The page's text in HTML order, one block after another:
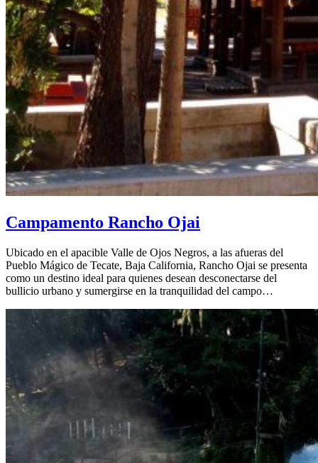
Campamento Rancho Ojai
Ubicado en el apacible Valle de Ojos Negros, a las afueras del
Pueblo Mágico de Tecate, Baja California, Rancho Ojai se presenta
como un destino ideal para quienes desean desconectarse del
bullicio urbano y sumergirse en la tranquilidad del campo…